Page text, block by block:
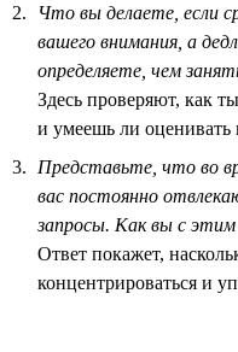
Что вы делаете, если
вашего внимания, а
определяете, чем
Здесь проверяют, как
и умеешь ли оценивать
Представьте, что во
вас постоянно
запросы. Как вы с этим
Ответ покажет,
концентрироваться и